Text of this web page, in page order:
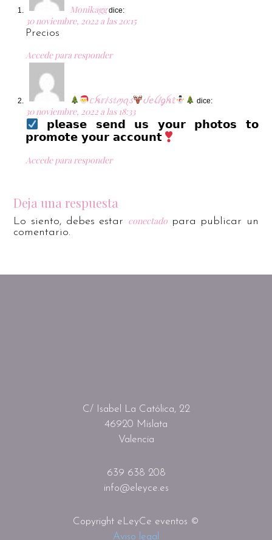
Monikagg dice:
30 noviembre, 2022 a las 20:15
Precios
Accede para responder
ᥴꫝ𝕣ⅈડ𝕥ꪑꪖડ ᦔꫀꪶⅈᧁꫝ𝕥 dice:
30 noviembre, 2022 a las 18:33
𝗽𝗹𝗲𝗮𝘀𝗲 𝘀𝗲𝗻𝗱 𝘂𝘀 𝘆𝗼𝘂𝗿 𝗽𝗵𝗼𝘁𝗼𝘀 𝘁𝗼
𝗽𝗿𝗼𝗺𝗼𝘁𝗲 𝘆𝗼𝘂𝗿 𝗮𝗰𝗰𝗼𝘂𝗻𝘁
Accede para responder
Deja una respuesta
Lo siento, debes estar conectadopara publicar un
comentario.
C/ Isabel La Católica, 22
46920 Mislata
Valencia
639 638 208
info@eleyce.es
Copyright eLeyCe eventos ©
Aviso legal